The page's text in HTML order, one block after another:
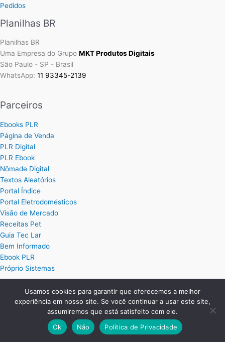
Pedidos
Planilhas BR
Planilhas BR
Uma Empresa do Grupo MKT Produtos Digitais
São Paulo - SP - Brasil
WhatsApp: 11 93345-2139
Parceiros
Ebooks PLR
Página de Venda
PLR Digital
PLR Ebook
Nômade Digital
Textos Aleatórios
Portal Índice
Portal Eletrodomésticos
Visão de Mercado
Receitas Pet
Guia Tec Lar
Bem Informado
Ebook PLR
Próprio Sistemas
Posts
Planilha Excel de Cálculo de Hora Extra
Planilha Excel para Plano de Cargos e Salários
Usamos cookies para garantir que oferecemos a melhor
experiência em nosso site. Se você continuar a usar este site,
assumiremos que está satisfeito com ele.
Ok
Não Política de Privacidade